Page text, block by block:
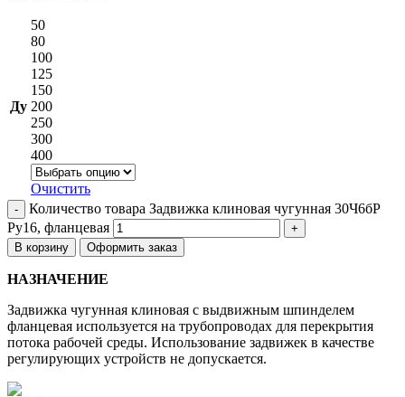
Ду
50
80
100
125
150
200
250
300
400
Очистить
Количество товара Задвижка клиновая чугунная 30Ч6бР
Ру16, фланцевая
В корзину Оформить заказ
НАЗНАЧЕНИЕ
Задвижка чугунная клиновая с выдвижным шпинделем
фланцевая используется на трубопроводах для перекрытия
потока рабочей среды. Использование задвижек в качестве
регулирующих устройств не допускается.